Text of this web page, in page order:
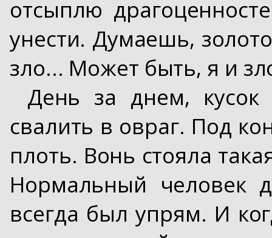
отсыплю
унести. Думаешь,
зло... Может быть, я и
День за днем,
свалить в овраг. Под
плоть. Вонь стояла
Нормальный человек
всегда был упрям. И